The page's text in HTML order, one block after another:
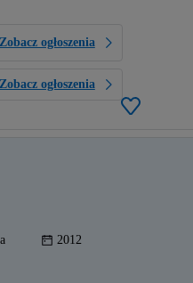
Zobacz ogłoszenia
Zobacz ogłoszenia
2012